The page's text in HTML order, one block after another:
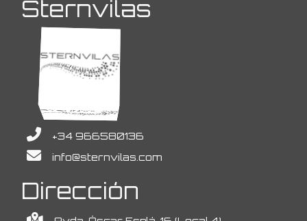
Sternvilas
+34 966580136
info@sternvilas.com
Dirección